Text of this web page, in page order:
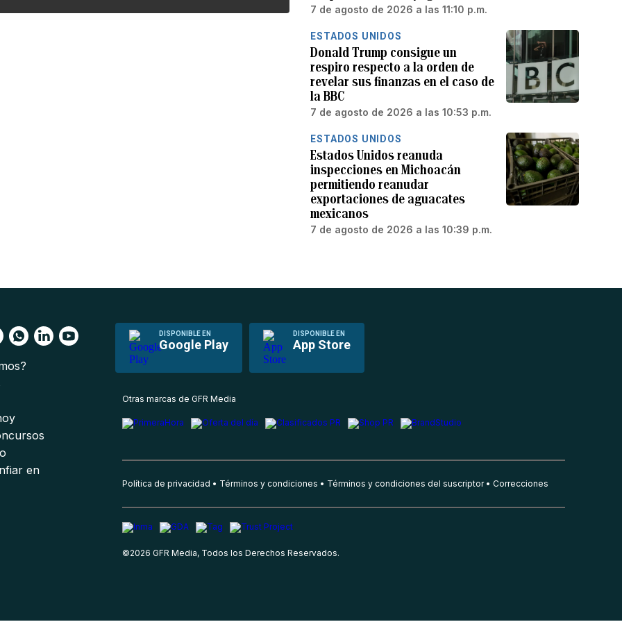
7 de agosto de 2026 a las 11:10 p.m.
ESTADOS UNIDOS
Donald Trump consigue un
respiro respecto a la orden de
revelar sus finanzas en el caso de
la BBC
7 de agosto de 2026 a las 10:53 p.m.
ESTADOS UNIDOS
Estados Unidos reanuda
inspecciones en Michoacán
permitiendo reanudar
exportaciones de aguacates
mexicanos
7 de agosto de 2026 a las 10:39 p.m.
DISPONIBLE EN
Google Play
DISPONIBLE EN
App Store
en
Otras marcas de GFR Media
Política de privacidad Términos y condiciones Términos y condiciones del suscriptor Correcciones
©2026 GFR Media, Todos los Derechos Reservados.